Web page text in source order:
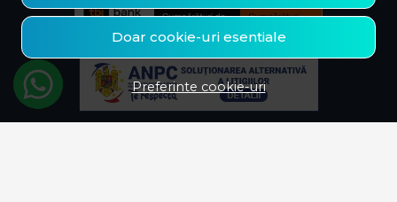
Doar cookie-uri esentiale
Preferinte cookie-uri